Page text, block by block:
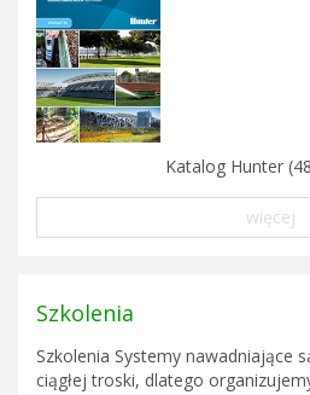
Katalog Hunter
więcej
Szkolenia
Szkolenia Systemy nawadniające
ciągłej troski, dlatego